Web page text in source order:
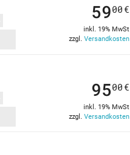
5900 €
inkl. 19% MwSt
zzgl. Versandkosten
9500 €
inkl. 19% MwSt
zzgl. Versandkosten